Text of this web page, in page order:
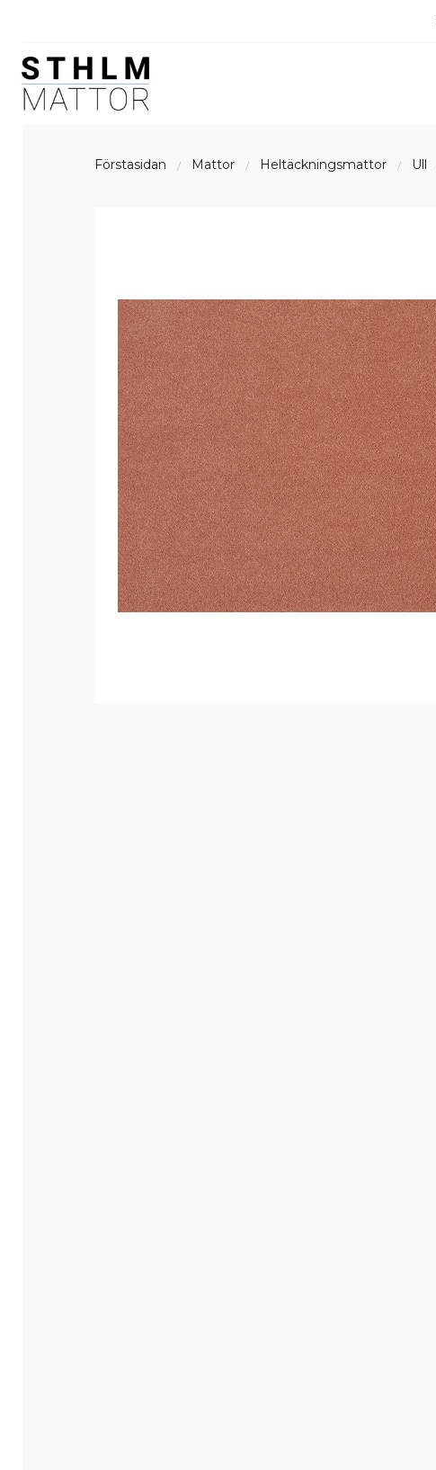
Förstasidan Mattor Heltäckningsmattor Ull